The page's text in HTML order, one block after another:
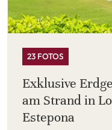
23 FOTOS
Exklusive
am Strand in
Estepona